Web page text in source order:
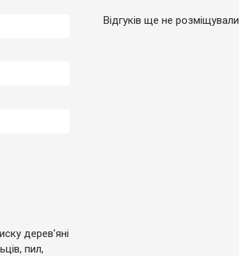
дерев'яні
пил,
Відгуків ще не розміщували